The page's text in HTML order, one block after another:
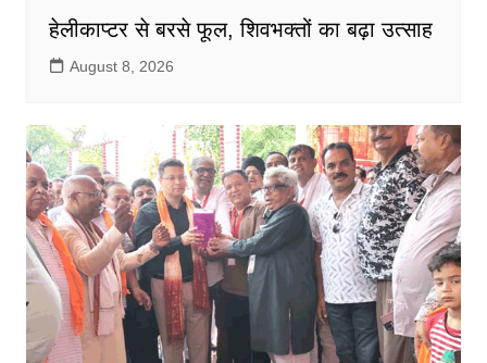
हेलीकाप्टर से बरसे फूल, शिवभक्तों का बढ़ा उत्साह
August 8, 2026